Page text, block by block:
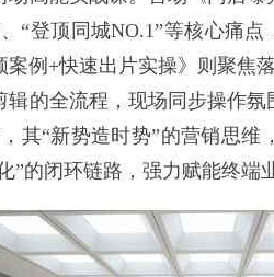
“登顶同城NO.1”等核心痛
例+快速出片实操》则聚焦
辑的全流程，现场同步操作
其“新势造时势”的营销思维
”的闭环链路，强力赋能终端